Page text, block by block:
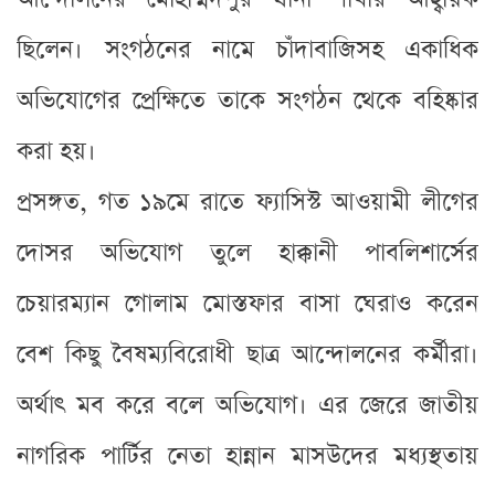
ছিলেন। সংগঠনের নামে চাঁদাবাজিসহ একাধিক
অভিযোগের প্রেক্ষিতে তাকে সংগঠন থেকে বহিষ্কার
করা হয়।
প্রসঙ্গত, গত ১৯মে রাতে ফ্যাসিস্ট আওয়ামী লীগের
দোসর অভিযোগ তুলে হাক্কানী পাবলিশার্সের
চেয়ারম্যান গোলাম মোস্তফার বাসা ঘেরাও করেন
বেশ কিছু বৈষম্যবিরোধী ছাত্র আন্দোলনের কর্মীরা।
অর্থাৎ মব করে বলে অভিযোগ। এর জেরে জাতীয়
নাগরিক পার্টির নেতা হান্নান মাসউদের মধ্যস্থতায়